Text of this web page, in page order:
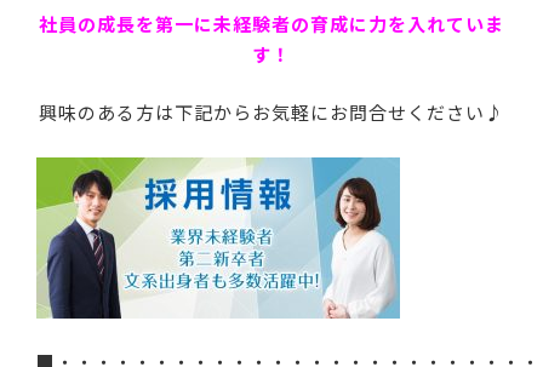
社員の成長を第一に未経験者の育成に力を入れていま
す！
興味のある方は下記からお気軽にお問合せください♪
■・・・・・・・・・・・・・・・・・・・・・・・・